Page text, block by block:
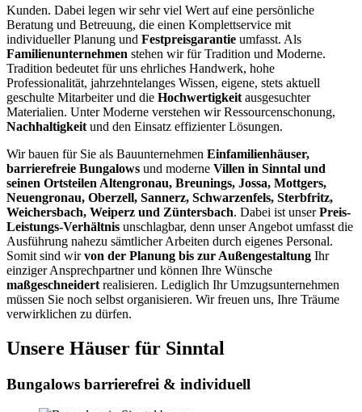
Kunden. Dabei legen wir sehr viel Wert auf eine persönliche
Beratung und Betreuung, die einen Komplettservice mit
individueller Planung und Festpreisgarantie umfasst. Als
Familienunternehmen stehen wir für Tradition und Moderne.
Tradition bedeutet für uns ehrliches Handwerk, hohe
Professionalität, jahrzehntelanges Wissen, eigene, stets aktuell
geschulte Mitarbeiter und die Hochwertigkeit ausgesuchter
Materialien. Unter Moderne verstehen wir Ressourcenschonung,
Nachhaltigkeit und den Einsatz effizienter Lösungen.
Wir bauen für Sie als Bauunternehmen Einfamilienhäuser,
barrierefreie Bungalows und moderne Villen in Sinntal und
seinen Ortsteilen Altengronau, Breunings, Jossa, Mottgers,
Neuengronau, Oberzell, Sannerz, Schwarzenfels, Sterbfritz,
Weichersbach, Weiperz und Züntersbach. Dabei ist unserPreis-
Leistungs-Verhältnis unschlagbar, denn unser Angebot umfasst die
Ausführung nahezu sämtlicher Arbeiten durch eigenes Personal.
Somit sind wirvon der Planung bis zur Außengestaltung Ihr
einziger Ansprechpartner und können Ihre Wünsche
maßgeschneidert realisieren. Lediglich Ihr Umzugsunternehmen
müssen Sie noch selbst organisieren. Wir freuen uns, Ihre Träume
verwirklichen zu dürfen.
Unsere Häuser für Sinntal
Bungalows barrierefrei & individuell